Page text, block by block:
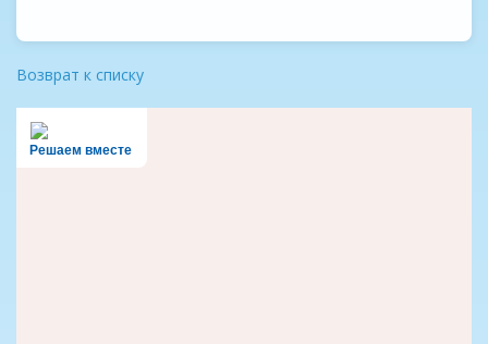
Возврат к списку
Решаем вместе